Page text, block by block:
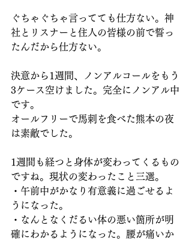
ぐちゃぐちゃ言ってても仕方ない。神
社とリスナーと住人の皆様の前で誓っ
たんだから仕方ない。
決意から1週間、ノンアルコールをもう
3ケース空けました。完全にノンアル中
です。
オールフリーで馬刺を食べた熊本の夜
は素敵でした。
1週間も経つと身体が変わってくるもの
ですね。現状の変わったこと三選。
・午前中がかなり有意義に過ごせるよ
うになった。
・なんとなくだるい体の悪い箇所が明
確にわかるようになった。腰が痛いか